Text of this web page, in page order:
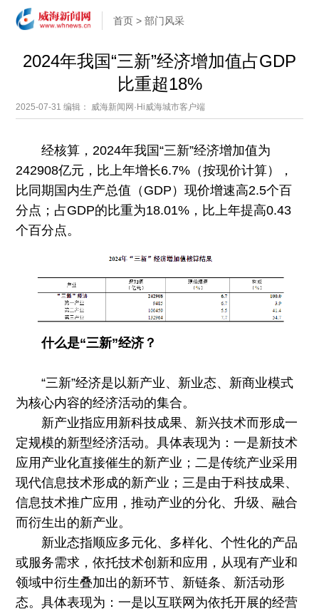
首页 >部门风采
2024年我国“三新”经济增加值占GDP
比重超18%
2025-07-31编辑： 威海新闻网·Hi威海城市客户端
经核算，2024年我国“三新”经济增加值为
242908亿元，比上年增长6.7%（按现价计算），
比同期国内生产总值（GDP）现价增速高2.5个百
分点；占GDP的比重为18.01%，比上年提高0.43
个百分点。
什么是“三新”经济？
“三新”经济是以新产业、新业态、新商业模式
为核心内容的经济活动的集合。
新产业指应用新科技成果、新兴技术而形成一
定规模的新型经济活动。具体表现为：一是新技术
应用产业化直接催生的新产业；二是传统产业采用
现代信息技术形成的新产业；三是由于科技成果、
信息技术推广应用，推动产业的分化、升级、融合
而衍生出的新产业。
新业态指顺应多元化、多样化、个性化的产品
或服务需求，依托技术创新和应用，从现有产业和
领域中衍生叠加出的新环节、新链条、新活动形
态。具体表现为：一是以互联网为依托开展的经营